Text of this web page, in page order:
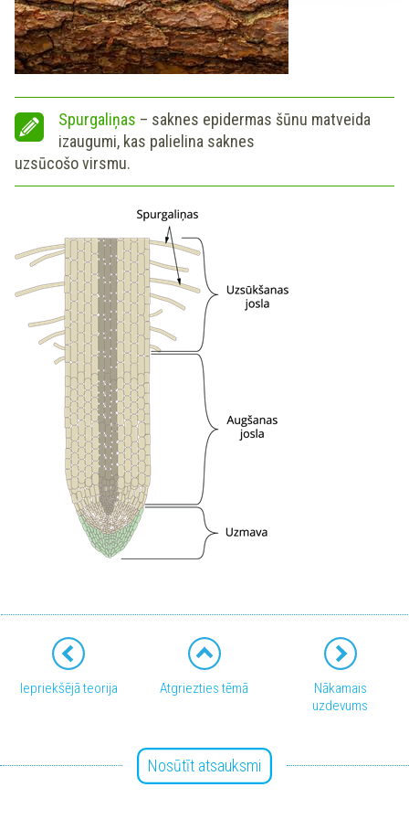
Spurgaliņas – saknes epidermas šūnu matveida
izaugumi, kas palielina saknes
uzsūcošo virsmu.
Iepriekšējā teorija Atgriezties tēmā
Nākamais
uzdevums
Nosūtīt atsauksmi